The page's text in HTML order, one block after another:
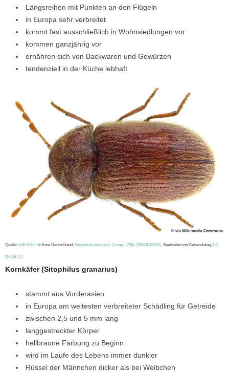
Längsreihen mit Punkten an den Flügeln
in Europa sehr verbreitet
kommt fast ausschließlich in Wohnsiedlungen vor
kommen ganzjährig vor
ernähren sich von Backwaren und Gewürzen
tendenziell in der Küche lebhaft
Quelle: Udo Schmidt from Deutschland, Stegobium paniceum (Linné, 1758) (28561048482) , Bearbeitet von Gartendialog, CC
BY-SA 2.0
Kornkäfer (Sitophilus granarius)
stammt aus Vorderasien
in Europa am weitesten verbreiteter Schädling für Getreide
zwischen 2,5 und 5 mm lang
langgestreckter Körper
hellbraune Färbung zu Beginn
wird im Laufe des Lebens immer dunkler
Rüssel der Männchen dicker als bei Weibchen